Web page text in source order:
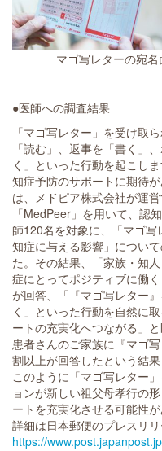
マゴ写レターの宛名
●医師への調査結果
「マゴ写レター」を受け取
「読む」、返事を「書く」
く」といった行動を起こし
知症予防のサポートに期待
は、メドピア株式会社が運
「MedPeer」を用いて、認
師120名を対象に、「マゴ
知症に与える影響」につい
た。その結果、「家族・知
症にとってポジティブに働
が回答、「『マゴ写レター
く」といった行動を自然に
ートの充実化へつながる」
患者さんのご家族に『マゴ
割以上が回答したという結果
このように「マゴ写レター
ョンが新しい祖父母孝行の
ートを充実化させる可能性が
詳細は日本郵便のプレスリ
https://